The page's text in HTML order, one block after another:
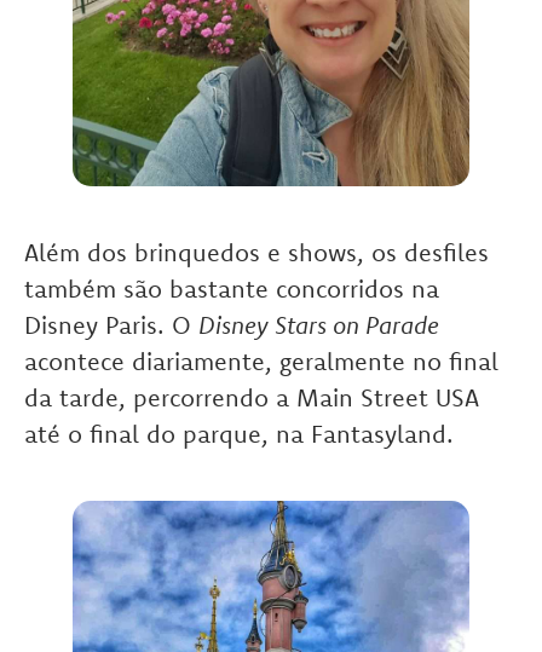
Além dos brinquedos e shows, os desfiles
também são bastante concorridos na
Disney Paris. O Disney Stars on Parade
acontece diariamente, geralmente no final
da tarde, percorrendo a Main Street USA
até o final do parque, na Fantasyland.